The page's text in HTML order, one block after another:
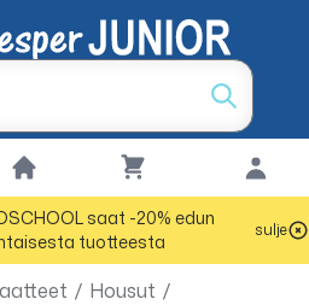
saat -20% edun
tuotteesta
sulje
/ Housut /